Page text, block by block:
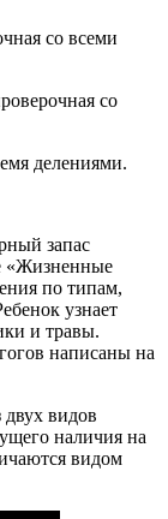
со всеми
со
делениями.
запас
«Жизненные
по типам,
узнает
и травы.
написаны на
видов
наличия на
видом